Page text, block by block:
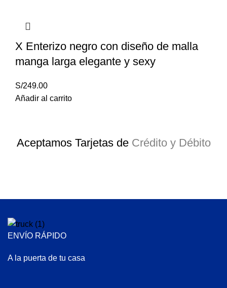
X Enterizo negro con diseño de malla
manga larga elegante y sexy
S/249.00
Añadir al carrito
Aceptamos Tarjetas de Crédito y Débito
ENVÍO RÁPIDO
A la puerta de tu casa